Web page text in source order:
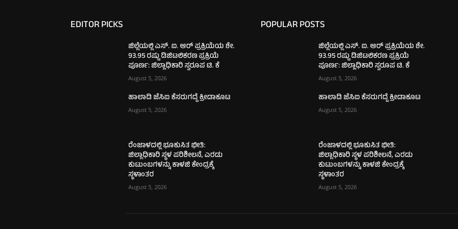
EDITOR PICKS
ಜಿಲ್ಲೆಯಲ್ಲಿ ಎಸ್. ಐ. ಆರ್ ಪ್ರಕ್ರಿಯೆಯ ಶೇ.
93.95 ರಷ್ಟು ಡಿಜಿಟಲಿಕರಣ ಪ್ರಕ್ರಿಯೆ
ಪೂರ್ಣ: ಜಿಲ್ಲಾಧಿಕಾರಿ ಸ್ವರೂಪ ಟಿ. ಕೆ
August 5, 2026
ಹಾಲಾಡಿ ಜೆಸಿಐ ಕೆಸರುಗದ್ದೆ ಕ್ರೀಡಾಕೂಟ
August 5, 2026
ರೆಂಜಾಳದಲ್ಲಿ ಭೂಕುಸಿತ ಭೀತಿ:
ಜಿಲ್ಲಾಧಿಕಾರಿ ಸ್ಥಳ ಪರಿಶೀಲನೆ, ಎರಡು
ಕುಟುಂಬಗಳನ್ನು ಕಾಳಜಿ ಕೇಂದ್ರಕ್ಕೆ
ಸ್ಥಳಾಂತರ
August 5, 2026
POPULAR POSTS
ಜಿಲ್ಲೆಯಲ್ಲಿ ಎಸ್. ಐ. ಆರ್ ಪ್ರಕ್ರಿಯೆಯ ಶೇ.
93.95 ರಷ್ಟು ಡಿಜಿಟಲಿಕರಣ ಪ್ರಕ್ರಿಯೆ
ಪೂರ್ಣ: ಜಿಲ್ಲಾಧಿಕಾರಿ ಸ್ವರೂಪ ಟಿ. ಕೆ
August 5, 2026
ಹಾಲಾಡಿ ಜೆಸಿಐ ಕೆಸರುಗದ್ದೆ ಕ್ರೀಡಾಕೂಟ
August 5, 2026
ರೆಂಜಾಳದಲ್ಲಿ ಭೂಕುಸಿತ ಭೀತಿ:
ಜಿಲ್ಲಾಧಿಕಾರಿ ಸ್ಥಳ ಪರಿಶೀಲನೆ, ಎರಡು
ಕುಟುಂಬಗಳನ್ನು ಕಾಳಜಿ ಕೇಂದ್ರಕ್ಕೆ
ಸ್ಥಳಾಂತರ
August 5, 2026